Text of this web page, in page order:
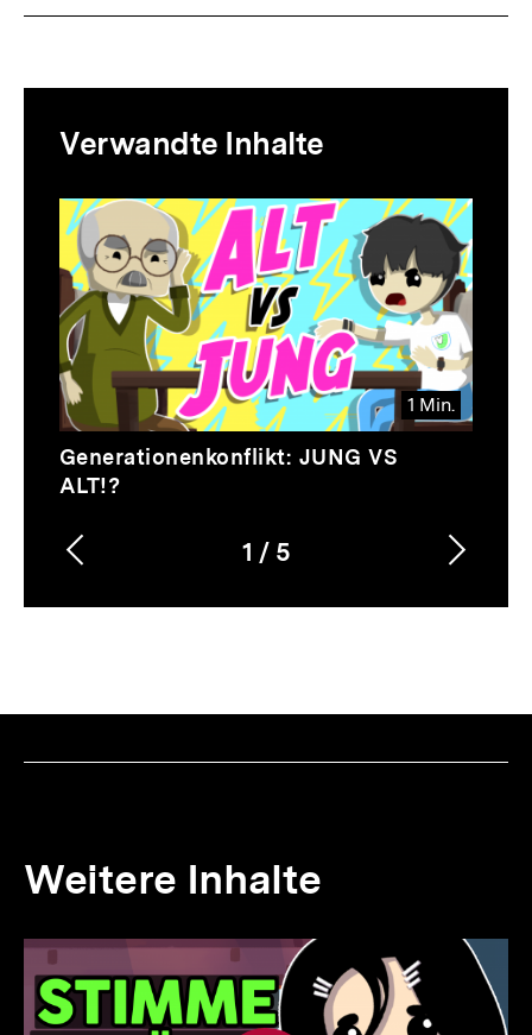
zur
Thematik
Verwandte Inhalte
Inhaltskarussell
überspringen
1 Min.
Video
Dauer
1
Min.
Generationenkonflikt: JUNG VS
ALT!?
Karussellinhalt
1
von
/ 5
Vorherigen
Inhalt
Inhalt
Weitere Inhalte
Inhaltskarousell
für
weitere
Inhalte
Inhaltskarussell
überspringen